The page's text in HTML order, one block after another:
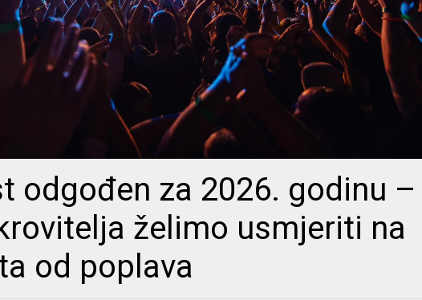
odgođen za 2026. godinu –
želimo usmjeriti na
od poplava